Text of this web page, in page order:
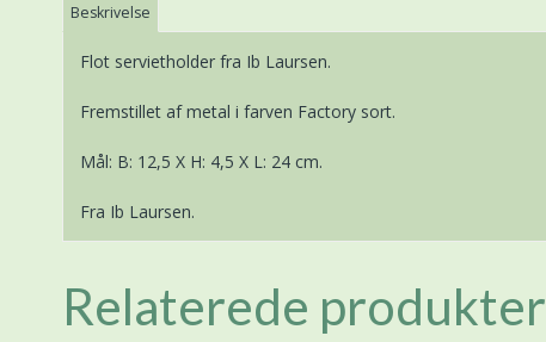
Beskrivelse
Flot servietholder fra Ib Laursen.
Fremstillet af metal i farven Factory sort.
Mål: B: 12,5 X H: 4,5 X L: 24 cm.
Fra Ib Laursen.
Relaterede produkter